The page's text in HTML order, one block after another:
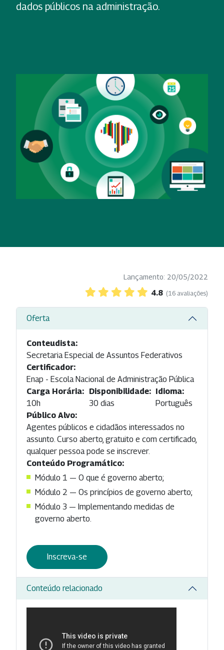
dados públicos na administração.
Lançamento: 20/05/2022
4.8 (16 avaliações)
Oferta
Conteudista:
Secretaria Especial de Assuntos Federativos
Certificador:
Enap - Escola Nacional de Administração Pública
Carga Horária:
10h
Disponibilidade:
30 dias
Idioma:
Português
Público Alvo:
Agentes públicos e cidadãos interessados no
assunto. Curso aberto, gratuito e com certificado,
qualquer pessoa pode se inscrever.
Conteúdo Programático:
Módulo 1 — O que é governo aberto;
Módulo 2 — Os princípios de governo aberto;
Módulo 3 — Implementando medidas de
governo aberto.
Inscreva-se
Conteúdo relacionado